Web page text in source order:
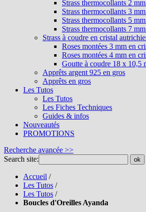
Strass thermocollants 2
Strass thermocollants 3
Strass thermocollants 5
Strass thermocollants 7
Strass à coudre en cristal
Roses montées 3 mm en
Roses montées 4 mm en
Goutte à coudre 18 x 10,5
Apprêts argent 925 en gros
Apprêts en gros
Les Tutos
Les Tutos
Les Fiches Techniques
Guides & infos
Nouveautés
PROMOTIONS
Recherche avancée >>
Search site:
ok
Accueil /
Les Tutos /
Les Tutos /
Boucles d'Oreilles Ayanda